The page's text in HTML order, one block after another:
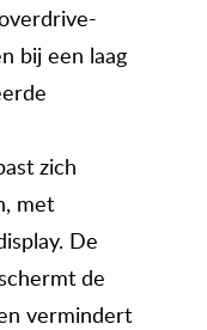
bij een laag
zich
met
De
de
vermindert